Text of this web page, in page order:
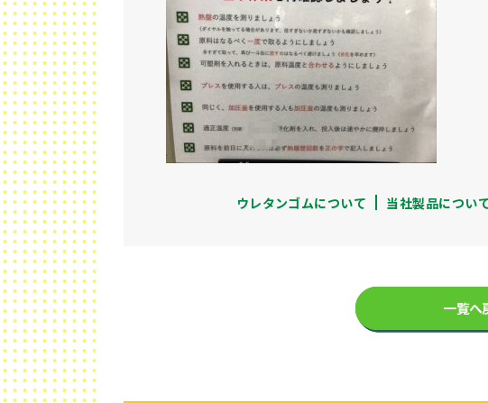
ウレタンゴムについて 当社製品につい
一覧へ